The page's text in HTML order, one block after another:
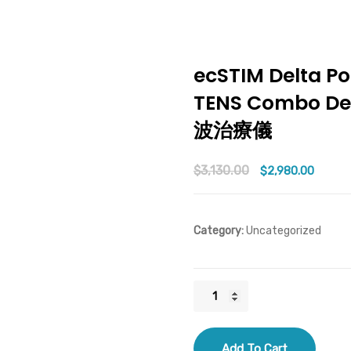
ecSTIM Delta
TENS Combo
波治療儀
$3,130.00
Original
$3,130.00.
$2,980.00
Category:Uncategorized
ecSTIM
Portable